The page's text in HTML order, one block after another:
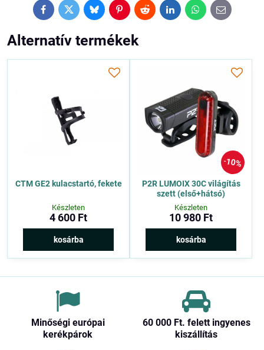
FacebookTwitterBlueskyPinterestRedditLinkedInWhatsApp
E-
mail
Alternatív termékek
CTM GE2 kulacstartó, fekete
Készleten
4 600 Ft
kosárba
10%
P2R LUMOIX 30C világítás
szett (első+hátsó)
Készleten
10 980 Ft
kosárba
Minőségi európai
kerékpárok
60 000 Ft​. felett ingyenes
kiszállítás